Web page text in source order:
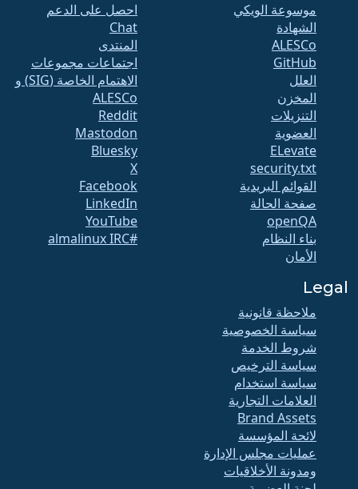
موسوعة الويكي
الشهادة
ALESCo
GitHub
العلل
المخزن
التنزيلات
العضوية
ELevate
security.txt
القوائم البريدية
صفحة الحالة
openQA
بناء النظام
الأمان
احصل على الدعم
Chat
المنتدى
اجتماعات مجموعات
الاهتمام الخاصة (SIG) و
ALESCo
Reddit
Mastodon
Bluesky
X
Facebook
LinkedIn
YouTube
#almalinux IRC
Legal
ملاحظة قانونية
سياسة الخصوصية
شروط الخدمة
سياسة الترخيص
سياسة استخدام
العلامات التجارية
Brand Assets
لائحة المؤسسة
عمليات مجلس الإدارة
ومدونة الأخلاقيات